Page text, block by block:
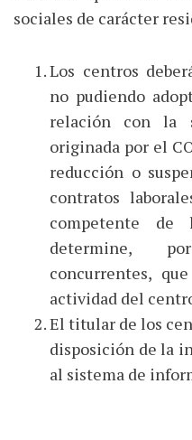
sociales de carácter
Los centros
no pudiendo
relación con la
originada por el
reducción o
contratos
competente de
determine,
concurrentes,
actividad del
El titular de los
disposición de la
al sistema de